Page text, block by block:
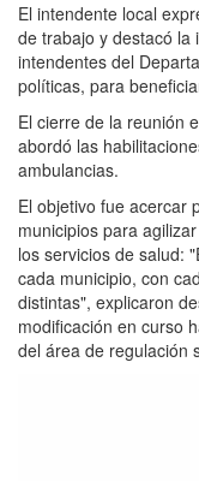
El intendente local
de trabajo y destacó la
intendentes del
políticas, para
El cierre de la reunión
abordó las
ambulancias.
El objetivo fue acercar
municipios para
los servicios de salud:
cada municipio, con
distintas", explicaron
modificación en curso
del área de regulación